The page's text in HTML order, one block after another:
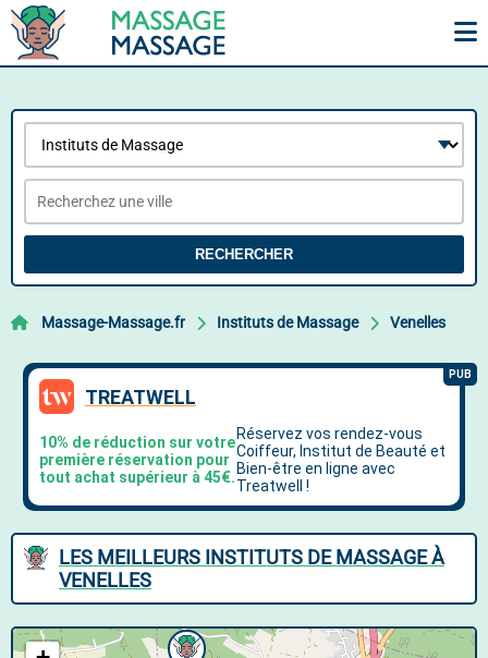
RECHERCHER
Massage-Massage.fr Instituts de Massage Venelles
LES MEILLEURS INSTITUTS DE MASSAGE À
VENELLES